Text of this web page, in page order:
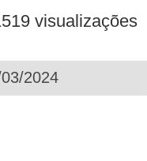
visualizações
2024